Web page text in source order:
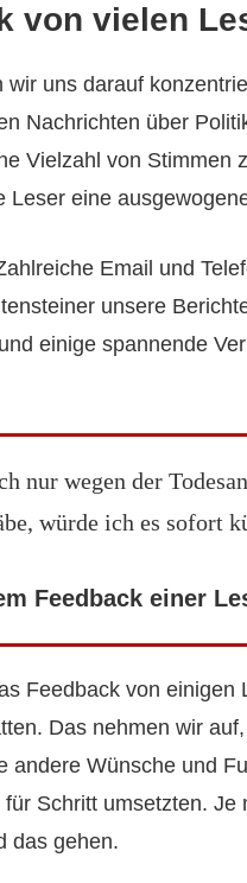
von vielen
uns darauf
Nachrichten über
Vielzahl von Stimmen
Leser eine
Email und
unsere
einige spannende
nur wegen der
würde ich es sofort
Feedback einer
Feedback von einigen
Das nehmen wir
andere Wünsche und
Schritt umsetzten. Je
das gehen.